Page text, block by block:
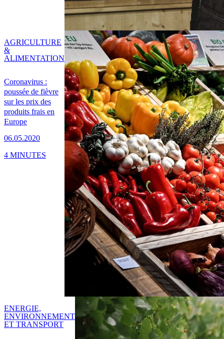
Coronavirus :
poussée de fièvre
sur les prix des
produits frais en
Europe
06.05.2020
AGRICULTURE
&
ALIMENTATION
4 MINUTES
ENERGIE,
ENVIRONNEMENT
ET TRANSPORT